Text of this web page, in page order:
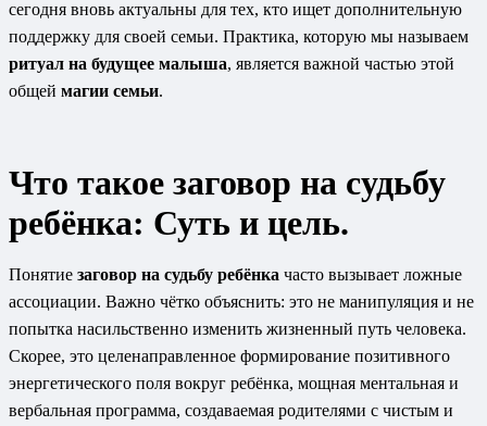
сегодня вновь актуальны для тех, кто ищет дополнительную
поддержку для своей семьи. Практика, которую мы называем
ритуал на будущее малыша, является важной частью этой
общей магии семьи.
Что такое заговор на судьбу
ребёнка: Суть и цель.
Понятие заговор на судьбу ребёнка часто вызывает ложные
ассоциации. Важно чётко объяснить: это не манипуляция и не
попытка насильственно изменить жизненный путь человека.
Скорее, это целенаправленное формирование позитивного
энергетического поля вокруг ребёнка, мощная ментальная и
вербальная программа, создаваемая родителями с чистым и